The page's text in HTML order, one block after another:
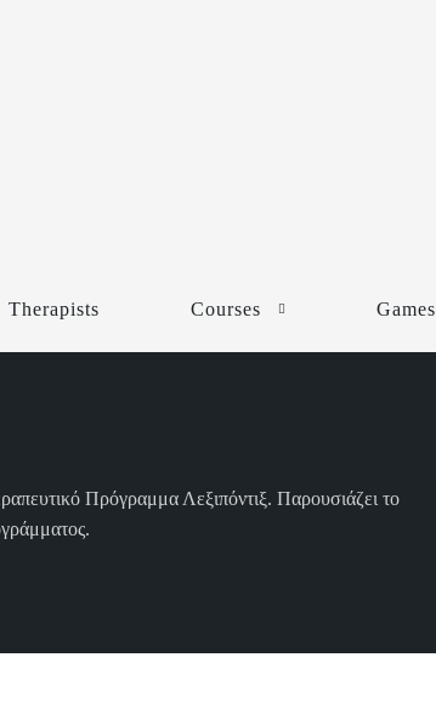
Therapists Courses Games
Πρόγραμμα Λεξιπόντιξ. Παρουσιάζει το